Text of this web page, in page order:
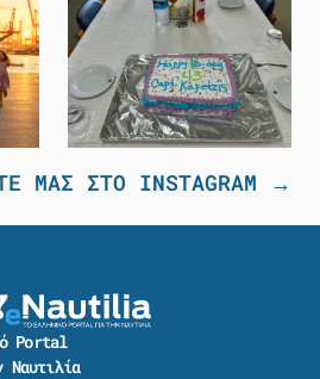
ΜΑΣ ΣΤΟ INSTAGRAM →
Portal
Ναυτιλία